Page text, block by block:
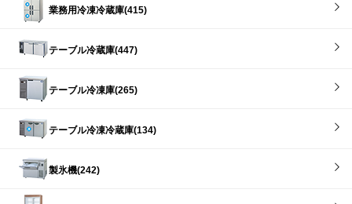
業務用冷凍冷蔵庫(415)
テーブル冷蔵庫(447)
テーブル冷凍庫(265)
テーブル冷凍冷蔵庫(134)
製氷機(242)